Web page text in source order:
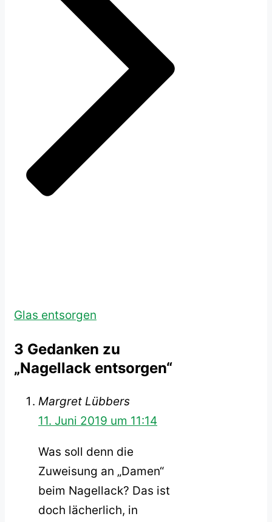
Glas entsorgen
3 Gedanken zu
„Nagellack entsorgen“
Margret Lübbers
11. Juni 2019 um 11:14
Was soll denn die
Zuweisung an „Damen“
beim Nagellack? Das ist
doch lächerlich, in